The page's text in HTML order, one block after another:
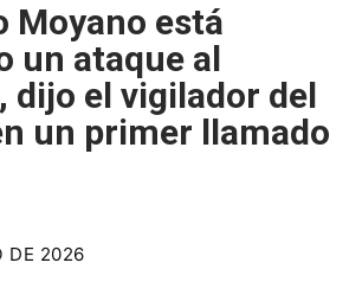
Moyano está
un ataque al
dijo el vigilador del
un primer llamado
DE 2026